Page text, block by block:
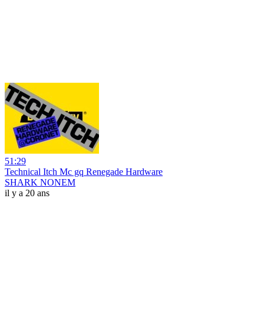
51:29
Technical Itch Mc gq Renegade Hardware
SHARK NONEM
il y a 20 ans